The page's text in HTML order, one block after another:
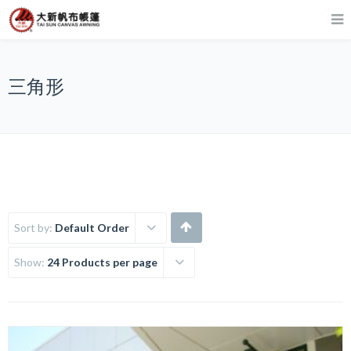
三角形
Sort by: Default Order
Show: 24 Products per page